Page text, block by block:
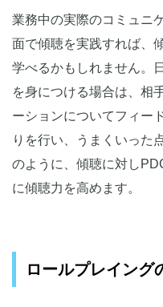
業務中の実際のコミュニ
面で傾聴を実践すれば、
学べるかもしれません。
を身につける場合は、相
ーションについてフィー
りを行い、うまくいった
のように、傾聴に対し
に傾聴力を高めます。
ロールプレイング